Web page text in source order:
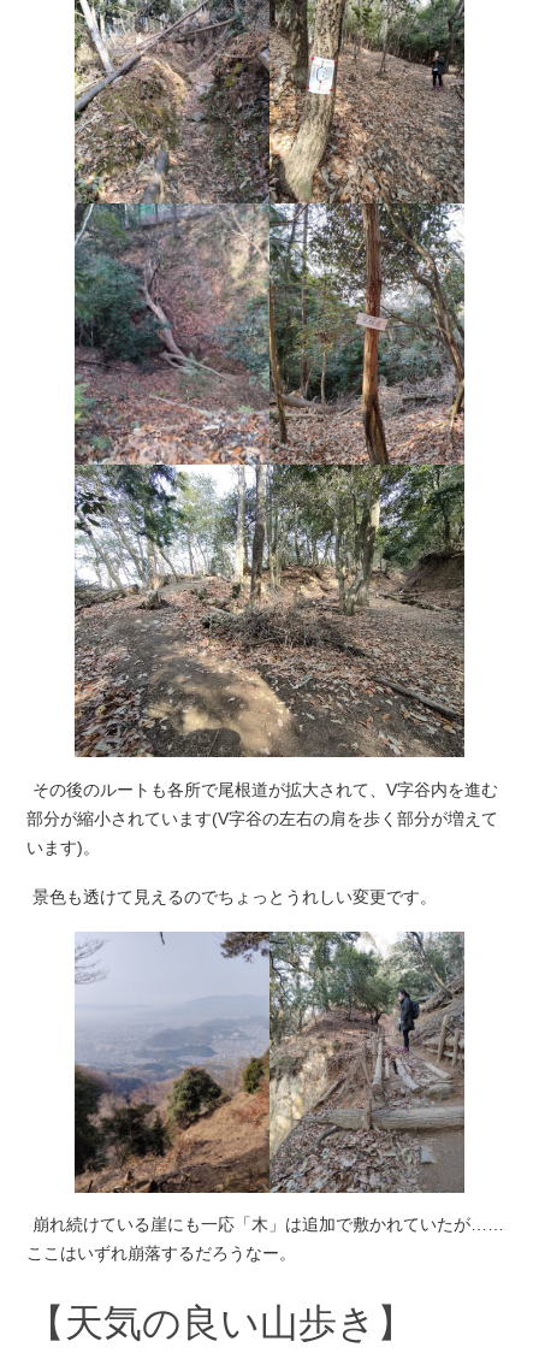
その後のルートも各所で尾根道が拡大されて、V字谷内を進む
部分が縮小されています(V字谷の左右の肩を歩く部分が増えて
います)。
景色も透けて見えるのでちょっとうれしい変更です。
崩れ続けている崖にも一応「木」は追加で敷かれていたが……
ここはいずれ崩落するだろうなー。
【天気の良い山歩き】